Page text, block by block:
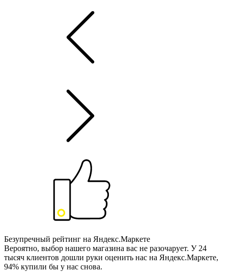
Безупречный рейтинг на Яндекс.Маркете
Вероятно, выбор нашего магазина вас не разочарует. У 24
тысяч клиентов дошли руки оценить нас на Яндекс.Маркете,
94% купили бы у нас снова.